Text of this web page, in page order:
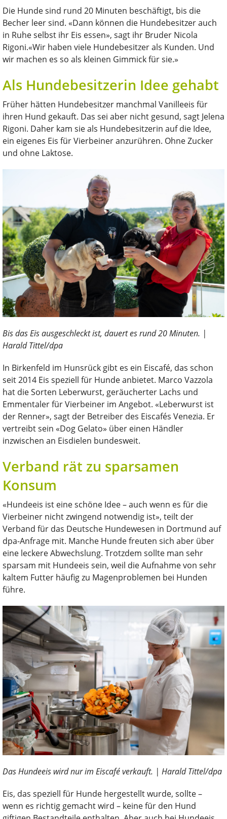
Die Hunde sind rund 20 Minuten beschäftigt, bis die
Becher leer sind. «Dann können die Hundebesitzer auch
in Ruhe selbst ihr Eis essen», sagt ihr Bruder Nicola
Rigoni.«Wir haben viele Hundebesitzer als Kunden. Und
wir machen es so als kleinen Gimmick für sie.»
Als Hundebesitzerin Idee gehabt
Früher hätten Hundebesitzer manchmal Vanilleeis für
ihren Hund gekauft. Das sei aber nicht gesund, sagt Jelena
Rigoni. Daher kam sie als Hundebesitzerin auf die Idee,
ein eigenes Eis für Vierbeiner anzurühren. Ohne Zucker
und ohne Laktose.
Bis das Eis ausgeschleckt ist, dauert es rund 20 Minuten. |
Harald Tittel/dpa
In Birkenfeld im Hunsrück gibt es ein Eiscafé, das schon
seit 2014 Eis speziell für Hunde anbietet. Marco Vazzola
hat die Sorten Leberwurst, geräucherter Lachs und
Emmentaler für Vierbeiner im Angebot. «Leberwurst ist
der Renner», sagt der Betreiber des Eiscafés Venezia. Er
vertreibt sein «Dog Gelato» über einen Händler
inzwischen an Eisdielen bundesweit.
Verband rät zu sparsamen
Konsum
«Hundeeis ist eine schöne Idee – auch wenn es für die
Vierbeiner nicht zwingend notwendig ist», teilt der
Verband für das Deutsche Hundewesen in Dortmund auf
dpa-Anfrage mit. Manche Hunde freuten sich aber über
eine leckere Abwechslung. Trotzdem sollte man sehr
sparsam mit Hundeeis sein, weil die Aufnahme von sehr
kaltem Futter häufig zu Magenproblemen bei Hunden
führe.
Das Hundeeis wird nur im Eiscafé verkauft. | Harald Tittel/dpa
Eis, das speziell für Hunde hergestellt wurde, sollte –
wenn es richtig gemacht wird – keine für den Hund